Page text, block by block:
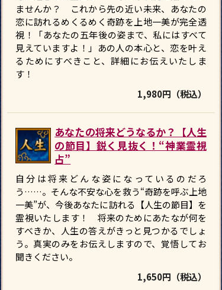
ませんか？ これから先の近い未来、あなたの
恋に訪れるめくるめく奇跡を上地一美が完全透
視！「あなたの五年後の姿まで、私にはすべて
見えていますよ！」あの人の本心と、恋を叶え
るためにすべきこと、詳細にお伝えいたしま
す！
1,980円（税込）
あなたの将来どうなるか？【人生
の節目】鋭く見抜く！“神業霊視
占”
自分は将来どんな姿になっているのだろ
う……。そんな不安な心を救う“奇跡を呼ぶ上地
一美”が、今後あなたに訪れる【人生の節目】を
霊視いたします！ 将来のためにあたなが何を
すべきか、人生の答えがきっと見つかるでしょ
う。真実のみをお伝えしますので、覚悟してお
聞きください。
1,650円（税込）